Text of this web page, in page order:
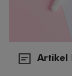
Artikel